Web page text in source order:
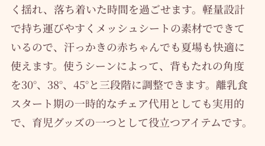
く揺れ、落ち着いた時間を過ごせます。軽量設計
で持ち運びやすくメッシュシートの素材でできて
いるので、汗っかきの赤ちゃんでも夏場も快適に
使えます。使うシーンによって、背もたれの角度
を30°、38°、45°と三段階に調整できます。離乳食
スタート期の一時的なチェア代用としても実用的
で、育児グッズの一つとして役立つアイテムです。